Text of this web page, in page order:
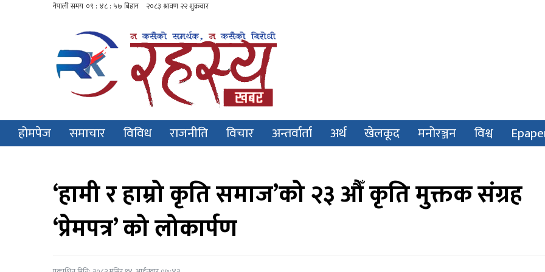
होमपेज समाचार विविध राजनीति विचार अन्तर्वार्ता अर्थ खेलकूद मनोरञ्जन विश्व
‘हामी र हाम्रो कृति समाज’को २३ औँ कृति मुक्तक संग्रह
‘प्रेमपत्र’ को लोकार्पण